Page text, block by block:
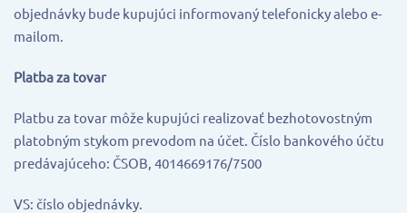
objednávky bude kupujúci informovaný telefonicky alebo e-
mailom.
Platba za tovar
Platbu za tovar môže kupujúci realizovať bezhotovostným
platobným stykom prevodom na účet. Číslo bankového účtu
predávajúceho: ČSOB, 4014669176/7500
VS: číslo objednávky.